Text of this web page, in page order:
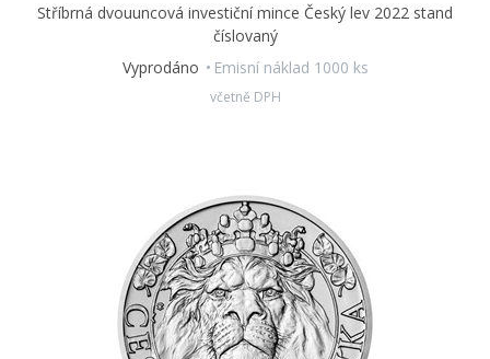
Stříbrná dvouuncová investiční mince Český lev 2022 stand
číslovaný
Vyprodáno
Emisní náklad 1000 ks
včetně DPH